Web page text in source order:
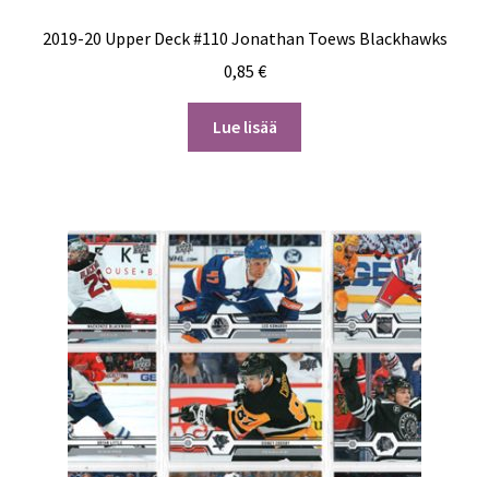
2019-20 Upper Deck #110 Jonathan Toews Blackhawks
0,85 €
Lue lisää